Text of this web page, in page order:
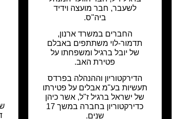
לשעבר, חבר מועצה וידיד
ביה"ס.
החברים במשרד ארנון,
תדמור-לוי משתתפים באבלם
של יובל ברגיל ומשפחתו על
פטירת האב.
הדירקטוריון וההנהלה בפרדס
תעשיות בע"מ אבלים על פטירתו
של ישראל ברגיל ז"ל, אשר כיהן
כדירקטוריון בחברה במשך 17
שנים.